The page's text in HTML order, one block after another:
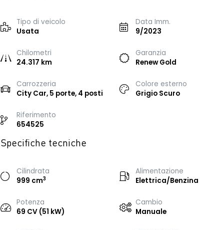
Tipo di veicolo
Usata
Data Imm.
9/2023
Chilometri
24.317 km
Garanzia
Renew Gold
Carrozzeria
City Car, 5 porte, 4 posti
Colore esterno
Grigio Scuro
Riferimento
654525
Specifiche tecniche
Cilindrata
999 cm3
Alimentazione
Elettrica/Benzina
Potenza
69 CV (51 kW)
Cambio
Manuale